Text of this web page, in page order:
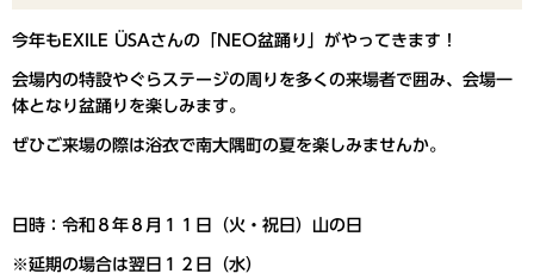
今年もEXILE ÜSAさんの「NEO盆踊り」がやってきます！
会場内の特設やぐらステージの周りを多くの来場者で囲み、会場一
体となり盆踊りを楽しみます。
ぜひご来場の際は浴衣で南大隅町の夏を楽しみませんか。
日時：令和８年８月１１日（火・祝日）山の日
※延期の場合は翌日１２日（水）